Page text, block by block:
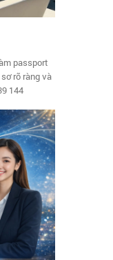
passport
rõ ràng và
144